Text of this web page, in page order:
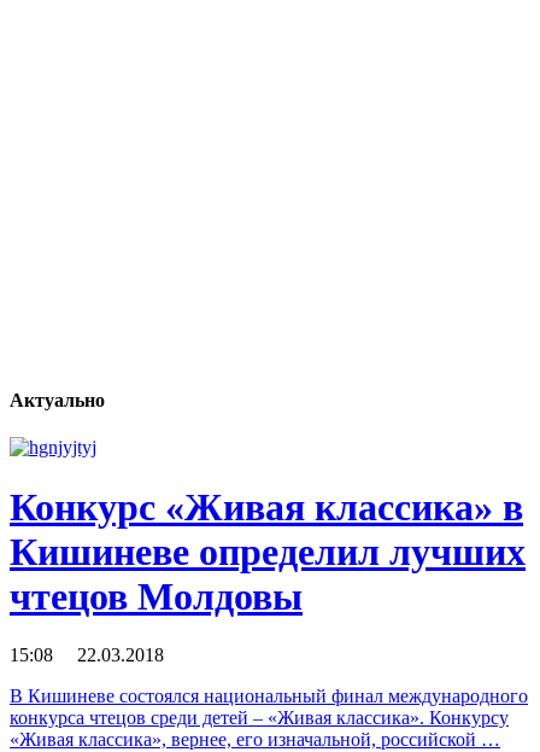
Актуально
Конкурс «Живая классика» в
Кишиневе определил лучших
чтецов Молдовы
15:08 22.03.2018
В Кишиневе состоялся национальный финал международного
конкурса чтецов среди детей – «Живая классика». Конкурсу
«Живая классика», вернее, его изначальной, российской …